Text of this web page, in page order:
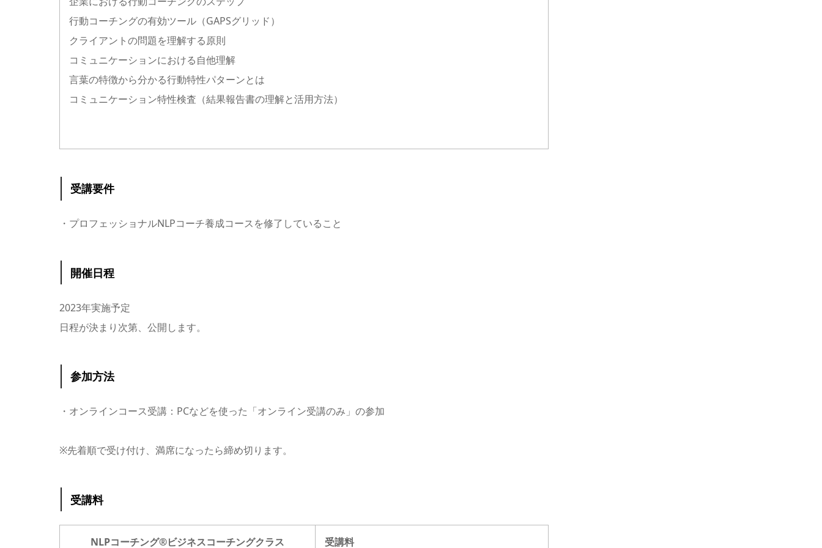
行動コーチングの有効ツール（GAPSグリッド）
クライアントの問題を理解する原則
コミュニケーションにおける自他理解
言葉の特徴から分かる行動特性パターンとは
コミュニケーション特性検査（結果報告書の理解と活用方法）
受講要件
・プロフェッショナルNLPコーチ養成コースを修了していること
開催日程
2023年実施予定
日程が決まり次第、公開します。
参加方法
・オンラインコース受講：PCなどを使った「オンライン受講のみ」の参加
※先着順で受け付け、満席になったら締め切ります。
受講料
NLPコーチング®︎ビジネスコーチングクラス 受講料